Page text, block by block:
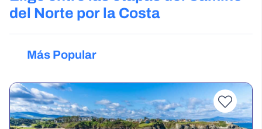
del Norte por la Costa
Más Popular